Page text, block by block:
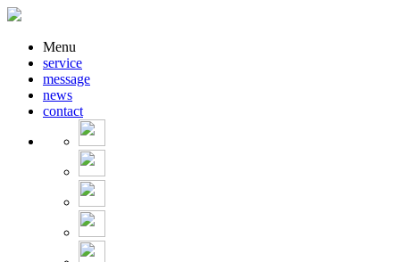
Menu
service
message
news
contact